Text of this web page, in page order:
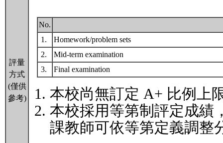
評量
方式
(僅供
參考)
No.
1.
Homework/problem sets
2.
Mid-term examination
3.
Final examination
本校尚無訂定 A+ 比例上
本校採用等第制評定成績
課教師可依等第定義調整